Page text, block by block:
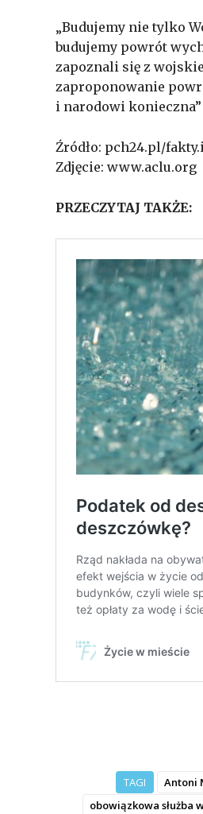
„Budujemy nie tylko
budujemy powrót
zapoznali się z
zaproponowanie
i narodowi
Źródło: pch24.pl/
Zdjęcie: www.aclu.org
PRZECZYTAJ TAKŻE:
TAGI Antoni
obowiązkowa służba